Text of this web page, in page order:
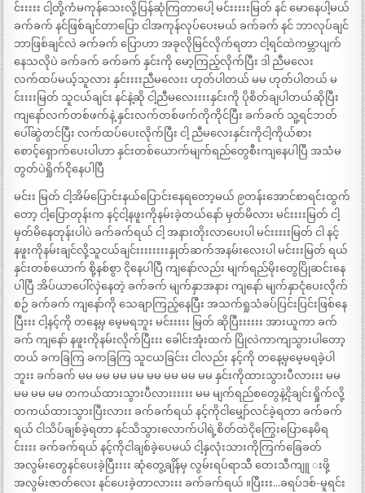
င်းးးးး ငါ့တို့ကံမကုန်သေးလို့ပြန်ဆုံကြတာပေါ့ မင်းးးးးမြတ် နင် မောနေပါ့မယ်
ခက်ခက် နင်ဖြစ်ချင်တာပြော ငါအကုန်လုပ်ပေးမယ် ခက်ခက် နင် ဘာလုပ်ချင်
ဘာဖြစ်ချင်လဲ ခက်ခက် ပြောဟာ အခုလိုမြင်လိုက်ရတာ ငါ့ရင်ထဲကမ္ဘာပျက်
နေသလိုပဲ ခက်ခက် ခက်ခက် နှင်းကို မော့ကြည့်လိုက်ပြီး ဒါ ညီမလေး
လက်ထပ်မယ့်သူလား နှင်းးးးညီမလေးး ဟုတ်ပါတယ် မမ ဟုတ်ပါတယ် မ
င်းးးးမြတ် သူငယ်ချင်း နင်နဲ့ဆို ငါ့ညီမလေးးးးနှင်းကို ပိုစိတ်ချပါတယ်ဆိုပြီး
ကျနော်လက်တစ်ဖက်နဲ့ နှင်းလက်တစ်ဖက်ကိုကိုင်ပြီး ခက်ခက် သူ့ရင်ဘတ်
ပေါ်ဆွဲတင်ပြီး လက်ထပ်ပေးလိုက်ပြီး ငါ့ ညီမလေးနှင်းကိုငါ့ကိုယ်စား
စောင့်ရှောက်ပေးပါဟာ နှင်းတစ်ယောက်မျက်ရည်တွေစီးကျနေပါပြီ အသံမ
တွတ်ပဲရှိုက်ငိုနေပါပြီ
မင်းး မြတ် ငါ့အိမ်ပြောင်းနယ်ပြောင်းနေရတော့မယ် ၉တန်းအောင်စာရင်းထွက်
တော့ ငါ့ပြောတုန်းက နင့်ငါ့နဖူးကိုနမ်းခဲ့တယ်နော် မှတ်မိလား မင်းးးးမြတ် ငါ့
မှတ်မိနေတုန်းပါပဲ ခက်ခက်ရယ် ငါ့ အနားတိုးလာပေးပါ မင်းးးးးမြတ် ငါ နင့်
နဖူးကိုနမ်းချင်လို့သူငယ်ချင်းးးးးးးးနှုတ်ဆက်အနမ်းလေးပါ မင်းးးမြတ် ရယ်
နှင်းတစ်ယောက် စို့နစ်စွာ ငိုနေပါပြီ ကျနော်လည်း မျက်ရည်မိုးတွေပြိုဆင်းနေ
ပါပြီ အိပ်ယာပေါ်လှဲနေတဲ့ ခက်ခက် မျက်နှာအနား ကျနော် မျက်နှာငုံပေးလိုက်
စဉ် ခက်ခက် ကျနော်ကို သေချာကြည့်နေပြီး အသက်ရှုသံခပ်ပြင်းပြင်းဖြစ်နေ
ပြီးးး ငါ့နင့်ကို တနေ့မှ မေ့မရဘူး မင်းးးးး မြတ် ဆိုပြီးးးးးး အားယူကာ ခက်
ခက် ကျနော် နဖူးကိုနမ်းလိုက်ပြီးးး ခေါင်းအုံးထက် ပြိုလဲကာကျသွားပါတော့
တယ် ခကခြကြ ခကခြကြ သူငယခြင်းး ငါလည်း နင့်ကို တနေ့မှမေ့မရခဲ့ပါ
ဘူးး ခက်ခက် မမ မမ မမ မမ မမ မမ မမ မမ နှင်းကိုထားသွားပီလားးး မမ
မမ မမ မမ တကယ်ထားသွားပီလားးးးးး မမ မျက်ရည်စတွေနဲ့ငိုချင်းရှိုက်လို့
တကယ်ထားသွားပြီးလားး ခက်ခက်ရယ် နင့်ကိုငါမျှော်လင်ခဲ့ရတာ ခက်ခက်
ရယ် ငါသိပ်ချစ်ခဲ့ရတာ နင်သိသွားလောက်ပါရဲ့စိတ်ထဲငိုကြွေးပြောနေမိရ
င်းးးး ခက်ခက်ရယ် နင့်ကိုငါချစ်ခဲ့ပေမယ် ငါ့နှလုံးသားကိုကြက်ခြေခတ်
အလွမ်းတွေနင်ပေးခဲ့ပြီးးးး ဆုံတွေ့ချိန်မှ လွမ်းရပ်ရာသီ တေးသီကျူ းဖို့
အလွမ်းဇာတ်လေး နင်ပေးခဲ့တာလားးး ခက်ခက်ရယ် ။ပြီးးး…ခရပ်ဒစ်-မူရင်း